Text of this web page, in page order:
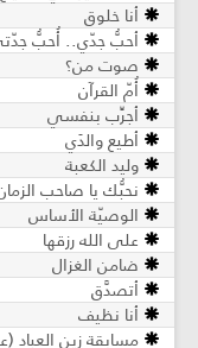
أنا خلوق
أحبُّ جدّي.. أُحبُّ
صوت من؟
أُمّ القرآن
أجرِّب بنفسي
أطيع والدَي
وليد الكعبة
نحبُّك يا صاحب
الوصيّة الأساس
على الله رزقها
ضامن الغزال
أتصدَّق
أنا نظيف
مسابقة زين العباد